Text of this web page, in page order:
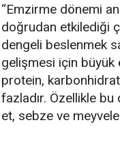
“Emzirme dönemi
doğrudan etkilediği
dengeli beslenmek
gelişmesi için büyük
protein,
fazladır. Özellikle
et, sebze ve